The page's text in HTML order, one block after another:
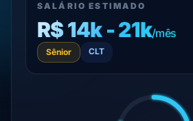
SALÁRIO ESTIMADO
R$ 14k - 21k/mês
Sênior CLT